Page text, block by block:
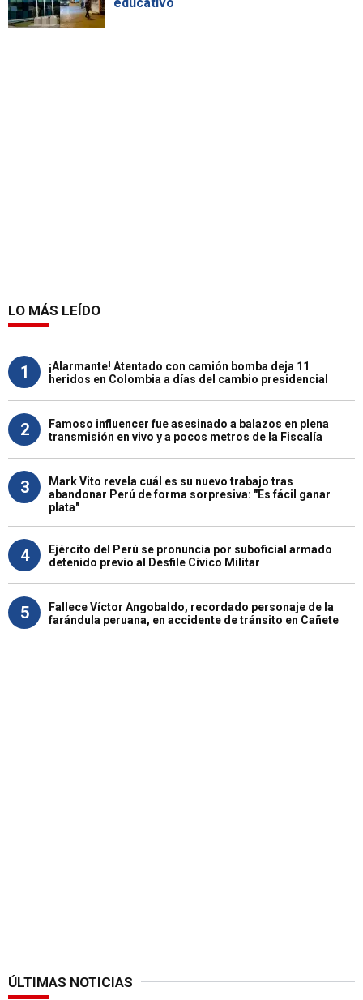
LO MÁS LEÍDO
1
¡Alarmante! Atentado con camión bomba deja 11
heridos en Colombia a días del cambio presidencial
2
Famoso influencer fue asesinado a balazos en plena
transmisión en vivo y a pocos metros de la Fiscalía
3
Mark Vito revela cuál es su nuevo trabajo tras
abandonar Perú de forma sorpresiva: "Es fácil ganar
plata"
4
Ejército del Perú se pronuncia por suboficial armado
detenido previo al Desfile Cívico Militar
5
Fallece Víctor Angobaldo, recordado personaje de la
farándula peruana, en accidente de tránsito en Cañete
ÚLTIMAS NOTICIAS